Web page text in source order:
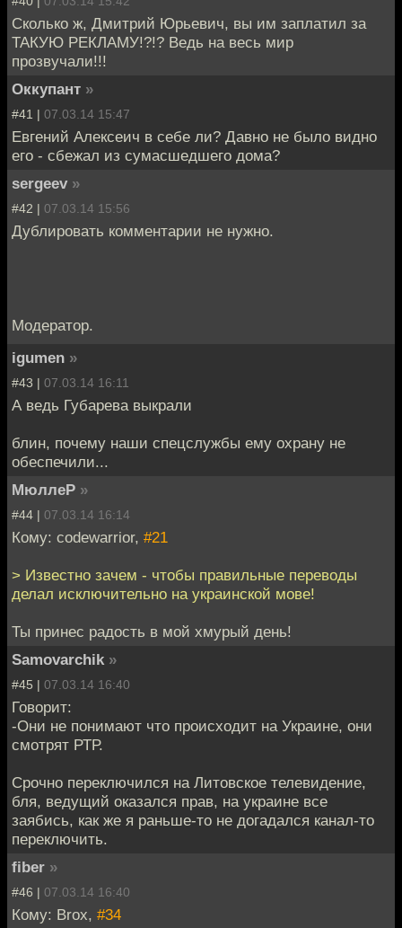
Сколько ж, Дмитрий Юрьевич, вы им заплатил за
ТАКУЮ РЕКЛАМУ!?!? Ведь на весь мир
прозвучали!!!
Оккупант »
#41 | 07.03.14 15:47
Евгений Алексеич в себе ли? Давно не было видно
его - сбежал из сумасшедшего дома?
sergeev »
#42 | 07.03.14 15:56
Дублировать комментарии не нужно.
Модератор.
igumen »
#43 | 07.03.14 16:11
А ведь Губарева выкрали
блин, почему наши спецслужбы ему охрану не
обеспечили...
МюллеР »
#44 | 07.03.14 16:14
Кому: codewarrior, #21
> Известно зачем - чтобы правильные переводы
делал исключительно на украинской мове!
Ты принес радость в мой хмурый день!
Samovarchik »
#45 | 07.03.14 16:40
Говорит:
-Они не понимают что происходит на Украине, они
смотрят РТР.
Срочно переключился на Литовское телевидение,
бля, ведущий оказался прав, на украине все
заябись, как же я раньше-то не догадался канал-то
переключить.
fiber »
#46 | 07.03.14 16:40
Кому: Brox, #34